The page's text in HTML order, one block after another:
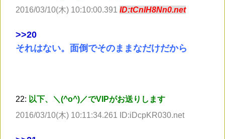
2016/03/10(木) 10:10:00.391 ID:tCnIH8Nn0.net
>>20
それはない。面倒でそのままなだけだから
22: 以下、＼(^o^)／でVIPがお送りします
2016/03/10(木) 10:11:34.261 ID:iDcpKR030.net